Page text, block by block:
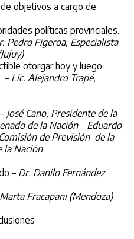
objetivos a cargo de
políticas provinciales.
Pedro Figeroa, Especialista
otorgar hoy y luego
– Lic. Alejandro Trapé,
José Cano, Presidente de la
de la Nación – Eduardo
de Previsión de la
la Nación
– Dr. Danilo Fernández
Fracapani (Mendoza)